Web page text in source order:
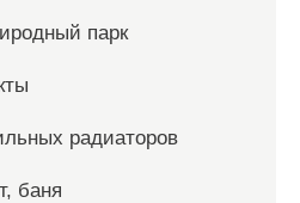
парк
радиаторов
баня